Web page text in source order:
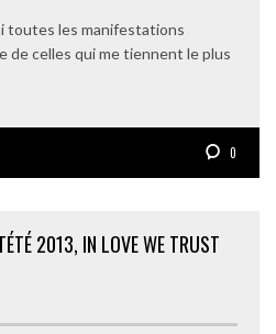
toutes les manifestations
de celles qui me tiennent le plus
0
2013, IN LOVE WE TRUST